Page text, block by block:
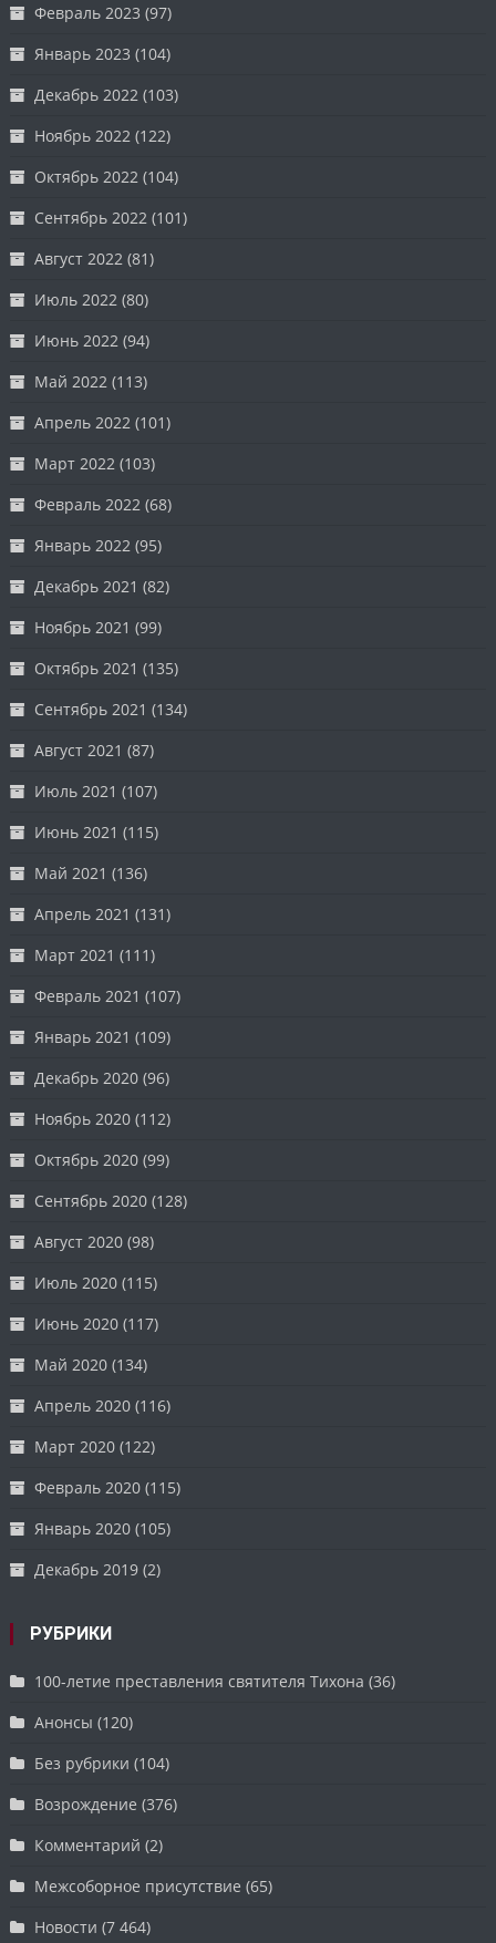
Февраль 2023 (97)
Январь 2023 (104)
Декабрь 2022 (103)
Ноябрь 2022 (122)
Октябрь 2022 (104)
Сентябрь 2022 (101)
Август 2022 (81)
Июль 2022 (80)
Июнь 2022 (94)
Май 2022 (113)
Апрель 2022 (101)
Март 2022 (103)
Февраль 2022 (68)
Январь 2022 (95)
Декабрь 2021 (82)
Ноябрь 2021 (99)
Октябрь 2021 (135)
Сентябрь 2021 (134)
Август 2021 (87)
Июль 2021 (107)
Июнь 2021 (115)
Май 2021 (136)
Апрель 2021 (131)
Март 2021 (111)
Февраль 2021 (107)
Январь 2021 (109)
Декабрь 2020 (96)
Ноябрь 2020 (112)
Октябрь 2020 (99)
Сентябрь 2020 (128)
Август 2020 (98)
Июль 2020 (115)
Июнь 2020 (117)
Май 2020 (134)
Апрель 2020 (116)
Март 2020 (122)
Февраль 2020 (115)
Январь 2020 (105)
Декабрь 2019 (2)
РУБРИКИ
100-летие преставления святителя Тихона (36)
Анонсы (120)
Без рубрики (104)
Возрождение (376)
Комментарий (2)
Межсоборное присутствие (65)
Новости (7 464)